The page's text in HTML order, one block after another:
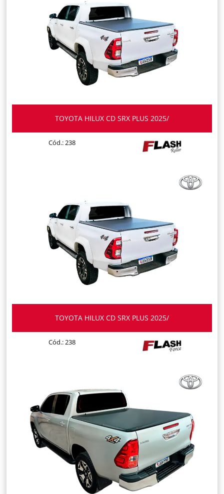
TOYOTA HILUX CD SRX PLUS 2025/
Cód.: 238
TOYOTA HILUX CD SRX PLUS 2025/
Cód.: 238